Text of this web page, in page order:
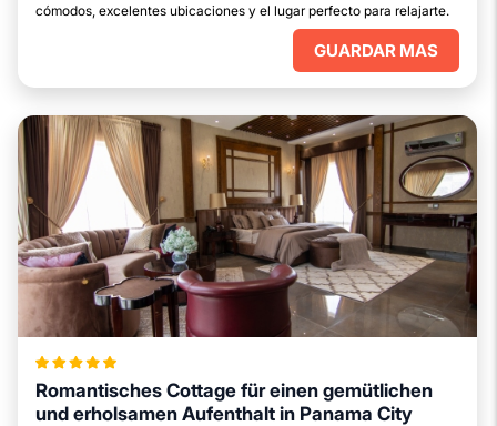
cómodos, excelentes ubicaciones y el lugar perfecto para relajarte.
GUARDAR MAS
Romantisches Cottage für einen gemütlichen
und erholsamen Aufenthalt in Panama City